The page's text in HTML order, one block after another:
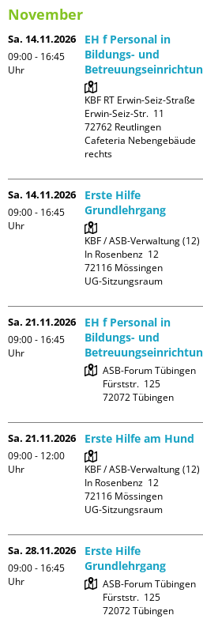
November
Sa. 14.11.2026
09:00 - 16:45
Uhr
EH f Personal in
Bildungs- und
KBF RT Erwin-Seiz-Straße
Erwin-Seiz-Str.  11
72762 Reutlingen
Cafeteria Nebengebäude
rechts
Sa. 14.11.2026
09:00 - 16:45
Uhr
Erste Hilfe
Grundlehrgang
KBF / ASB-Verwaltung (12)
In Rosenbenz  12
72116 Mössingen
UG-Sitzungsraum
Sa. 21.11.2026
09:00 - 16:45
Uhr
EH f Personal in
Bildungs- und
ASB-Forum Tübingen
Fürststr.  125
Sa. 21.11.2026
09:00 - 12:00
Uhr
Erste Hilfe am Hund
KBF / ASB-Verwaltung (12)
In Rosenbenz  12
72116 Mössingen
UG-Sitzungsraum
Sa. 28.11.2026
09:00 - 16:45
Uhr
Erste Hilfe
Grundlehrgang
ASB-Forum Tübingen
Fürststr.  125